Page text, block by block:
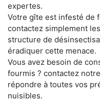
expertes.
Votre gîte est infesté de
contactez simplement
structure de
éradiquer cette menace.
Vous avez besoin de
fourmis ? contactez
répondre à toutes vos
nuisibles.